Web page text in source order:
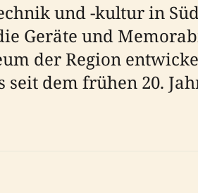
und -kultur in
Geräte und
der Region
seit dem frühen 20.